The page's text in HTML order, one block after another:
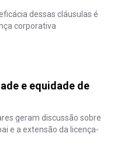
dessas cláusulas é
corporativa
e equidade de
geram discussão sobre
e a extensão da licença-